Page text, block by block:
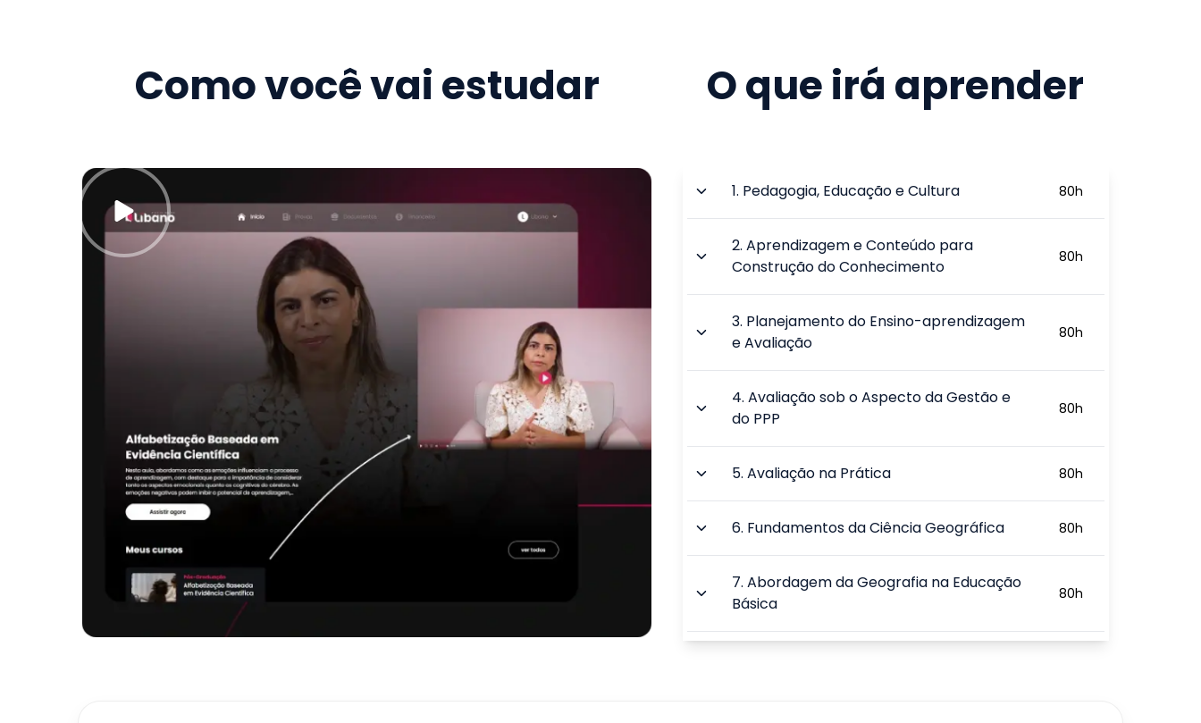
Como você vai estudar O que irá aprender
1. Pedagogia, Educação e Cultura 80h
2.Aprendizagem e Conteúdo para
Construção do Conhecimento
80h
3. Planejamento do Ensino-aprendizagem
e Avaliação
80h
4.Avaliação sob o Aspecto da Gestão e
do PPP
80h
5.Avaliação na Prática 80h
6. Fundamentos da Ciência Geográfica 80h
7.Abordagem da Geografia na Educação
Básica
80h